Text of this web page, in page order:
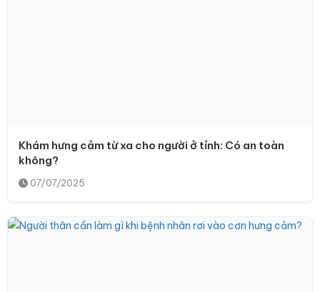
Khám hưng cảm từ xa cho người ở tỉnh: Có an toàn
không?
07/07/2025